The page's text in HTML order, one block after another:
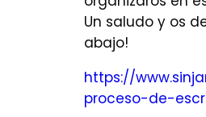
Un saludo y os
abajo!
https://
proceso-de-